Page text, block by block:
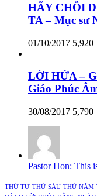
HÃY CHỖI
TA – Mục sư
01/10/2017 5,920
LỜI HỨA –
Giáo Phúc
30/08/2017 5,790
Pastor Hon: This
THỨ TƯ THỨ SÁU THỨ NĂM